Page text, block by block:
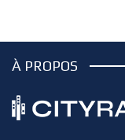
À PROPOS